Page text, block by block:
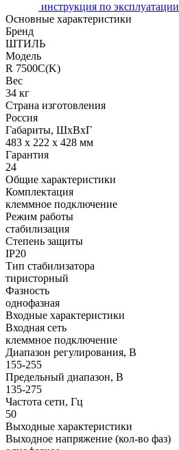
инструкция по эксплуатации
Основные характеристики
Бренд
ШТИЛЬ
Модель
R 7500C(K)
Вес
34 кг
Страна изготовления
Россия
Габариты, ШхВхГ
483 х 222 х 428 мм
Гарантия
24
Общие характеристики
Комплектация
клеммное подключение
Режим работы
стабилизация
Степень защиты
IP20
Тип стабилизатора
тиристорный
Фазность
однофазная
Входные характеристики
Входная сеть
клеммное подключение
Диапазон регулирования, В
155-255
Предельный диапазон, В
135-275
Частота сети, Гц
50
Выходные характеристики
Выходное напряжение (кол-во фаз)